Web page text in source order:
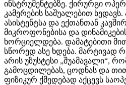
ინსტრუმენტებზე. ქირურგი
კამერების საშუალებით
ასისტენტსა და ექთანთან
მიკროფონებისა და
ხორციელდება. დამატებითი
სწორედ ასე ხდება. მარტივად
არის უზუსტესი „შუამავალი“,
გამოცდილებას, ცოდნას და
ფიზიკურ ქმედებად აქცევს